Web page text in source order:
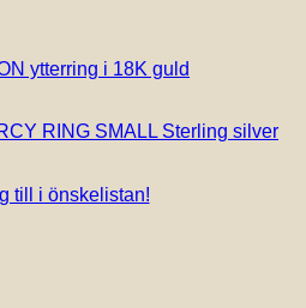
ytterring i 18K guld
kr
till i önskelistan!